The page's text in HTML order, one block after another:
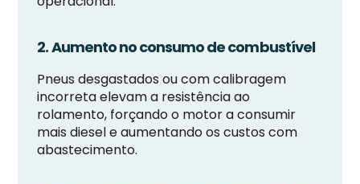
2. Aumento no consumo de combustível
Pneus desgastados ou com calibragem
incorreta elevam a resistência ao
rolamento, forçando o motor a consumir
mais diesel e aumentando os custos com
abastecimento.